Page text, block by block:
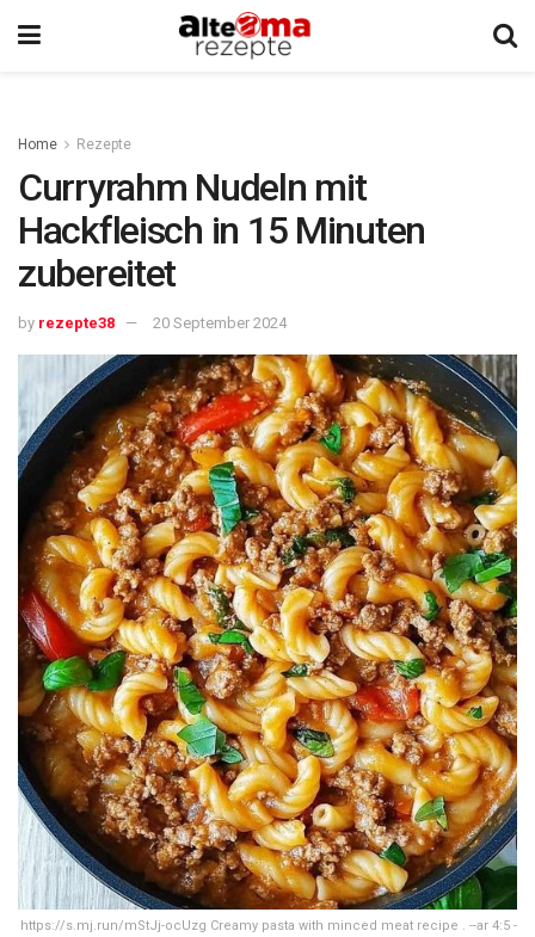
Home Rezepte
Curryrahm Nudeln mit
Hackfleisch in 15 Minuten
zubereitet
by rezepte38 20 September 2024
https://s.mj.run/mStJj-ocUzg Creamy pasta with minced meat recipe . --ar 4:5 -